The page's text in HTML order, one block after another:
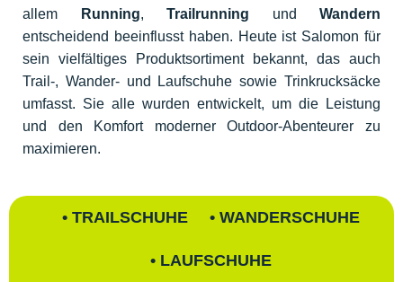
allem
Running, Trailrunning und Wandern
entscheidend beeinflusst haben. Heute ist Salomon für
sein vielfältiges Produktsortiment bekannt, das auch
Trail-, Wander- und Laufschuhe sowie Trinkrucksäcke
umfasst. Sie alle wurden entwickelt, um die Leistung
und den Komfort moderner Outdoor-Abenteurer zu
maximieren.
• TRAILSCHUHE • WANDERSCHUHE
• LAUFSCHUHE